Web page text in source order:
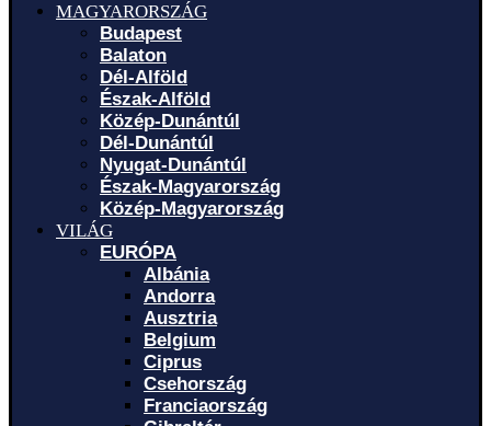
MAGYARORSZÁG
Budapest
Balaton
Dél-Alföld
Észak-Alföld
Közép-Dunántúl
Dél-Dunántúl
Nyugat-Dunántúl
Észak-Magyarország
Közép-Magyarország
VILÁG
EURÓPA
Albánia
Andorra
Ausztria
Belgium
Ciprus
Csehország
Franciaország